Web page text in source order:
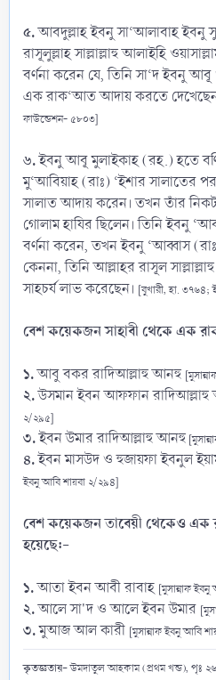
৫.আবদুল্লাহ ইবনু সা‘আলাবাহ ইবনু
রাসূলুল্লাহ সাল্লাল্লাহু আলাইহি
বর্ণনা করেন যে, তিনি সা‘দ ইবনু
এক রাক‘আত আদায় করতে
ফাউন্ডেশন- ৫৮০৩]
৬.ইবনু আবূ মুলাইকাহ (রহ.) হতে
মু‘আবিয়াহ (রাঃ) ‘ইশার সালাতের
সালাত আদায় করেন। তখন তাঁর
গোলাম হাযির ছিলেন। তিনি ইবনু
বর্ণনা করেন, তখন ইবনু ‘আব্বাস
কেননা, তিনি আল্লাহর রাসূল
সাহচর্য লাভ করেছেন। [বুখারী, হা. ৩৭৬৪;
বেশ কয়েকজন সাহাবী থেকে এক
১.আবু বকর রাদিআল্লাহু আনহু
২.উসমান ইবন আফফান
২/২৯৫]
৩.ইবন উমার রাদিআল্লাহু আনহু
৪.ইবন মাসউদ ও হুজায়ফা ইবনুল
ইবনু আবি শায়বা ২/২৯৪]
বেশ কয়েকজন তাবেয়ী থেকেও এক
হয়েছে:-
১.আতা ইবন আবী রাবাহ [মুসান্নাফ
২.আলে সা'দ ও আলে ইবন উমার
৩.মুআজ আল কারী [মুসান্নাফ ইবনু আবি
কৃতজ্ঞতায়-উমদাতুল আহকাম (প্রথম খন্ড), পৃঃ